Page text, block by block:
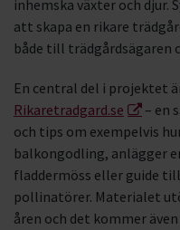
inhemska växter och djur.
att skapa en rikare
både till trädgårdsägaren
En central del i projektet
Rikaretradgard.se
– en
och tips om exempelvis
balkongodling, anlägger
fladdermöss eller guide
pollinatörer. Materialet
åren och det kommer